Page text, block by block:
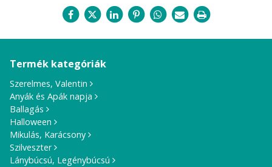
Termék kategóriák
Szerelmes, Valentin
Anyák és Apák napja
Ballagás
Halloween
Mikulás, Karácsony
Szilveszter
Lánybúcsú, Legénybúcsú